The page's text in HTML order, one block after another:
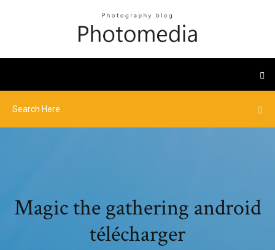
Magic the gathering android
télécharger